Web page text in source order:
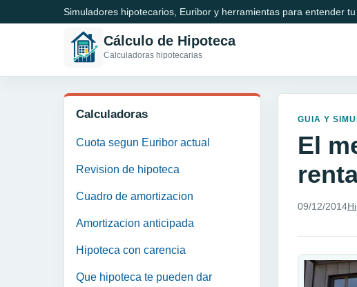
Simuladores hipotecarios, Euribor y herramientas para entender tu
Cálculo de Hipoteca
Calculadoras hipotecarias
Calculadoras
Cuota segun Euribor actual
Revision de hipoteca
Cuadro de amortizacion
Amortizacion anticipada
Hipoteca con carencia
Que hipoteca te pueden dar
GUIA Y
El
09/12/2014